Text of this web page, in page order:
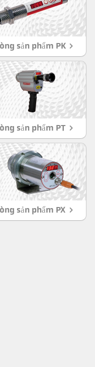
sản phẩm PK
sản phẩm PT
sản phẩm PX